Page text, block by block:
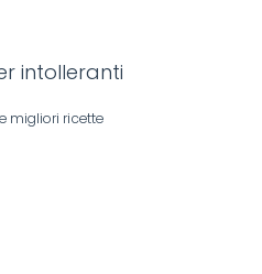
intolleranti